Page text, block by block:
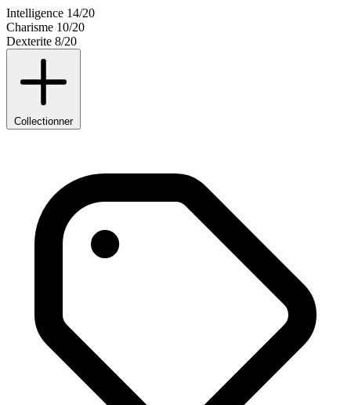
Intelligence 14/20
Charisme 10/20
Dexterite 8/20
Collectionner